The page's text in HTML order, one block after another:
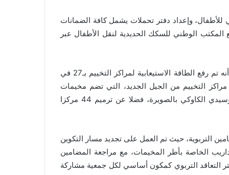
وإعداد دفتر تحملات يشمل كافة الضمانات
الوطني للسكك الحديدية لنقل الأطفال عبر
وفي ما يتعلق بتأهيل وتطوير البنيات التحتية، أبرز السيد عبيابة أنه تم رفع الطاقة الاستيعابية لمراكز التخييم بـ27 في
عملية بناء مراكز التخييم من الجيل الجديد، التي تضم مخيمات
السطيحات بشفشاون، وأكلموس بورزازات، وتينيسان بوجدة، وسيدي الكاوكي بالصويرة، فضلا عن ترميم 44 مركزا
التربوية، حيث تم العمل على تجديد مسار التكوين
مسلسل جديد للتداريب الخاصة بأطر المخيمات، مع مراجعة المضامين
التعاقد التربوي كمكون أساسي لكل جمعية مشاركة